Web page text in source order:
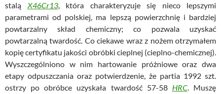
stalą X46Cr13, która charakteryzuje się nieco lepszymi
parametrami od polskiej, ma lepszą powierzchnię i bardziej
powtarzalny skład chemiczny; co pozwala uzyskać
powtarzalną twardość. Co ciekawe wraz z nożem otrzymałem
kopię certyfikatu jakości obróbki cieplnej (cieplno-chemicznej).
Wyszczególniono w nim hartowanie próżniowe oraz dwa
etapy odpuszczania oraz potwierdzenie, że partia 1992 szt.
ostrzy po obróbce uzyskała twardość 57-58 HRC. Muszę